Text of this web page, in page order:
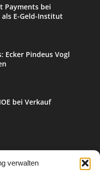
verwalten
Payments bei
E-Geld-Institut
Ecker Pindeus Vogl
bei Verkauf